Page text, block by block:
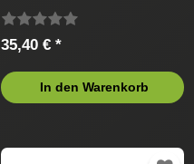
35,40 € *
In den Warenkorb